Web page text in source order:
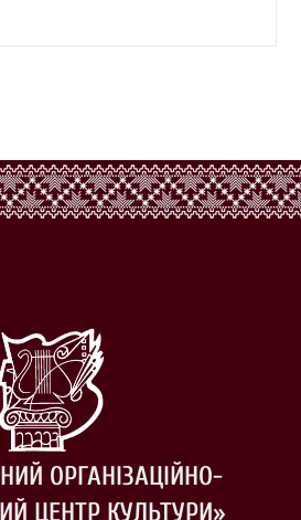
ОРГАНІЗАЦІЙНО-
ЦЕНТР КУЛЬТУРИ»